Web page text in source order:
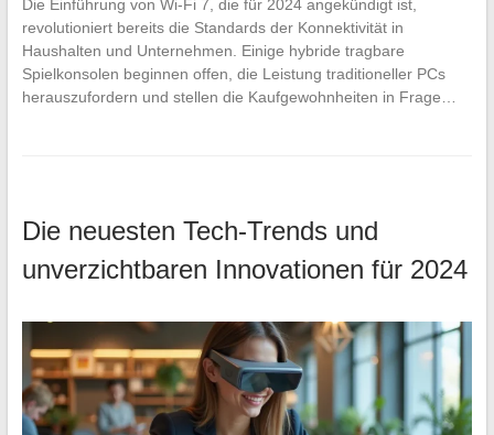
Die Einführung von Wi-Fi 7, die für 2024 angekündigt ist,
revolutioniert bereits die Standards der Konnektivität in
Haushalten und Unternehmen. Einige hybride tragbare
Spielkonsolen beginnen offen, die Leistung traditioneller PCs
herauszufordern und stellen die Kaufgewohnheiten in Frage…
Die neuesten Tech-Trends und
unverzichtbaren Innovationen für 2024